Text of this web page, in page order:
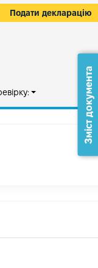
Подати декларацію
Зміст документа